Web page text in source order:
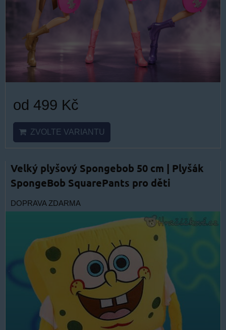
od 499 Kč
ZVOLTE VARIANTU
Velký plyšový Spongebob 50 cm | Plyšák
SpongeBob SquarePants pro děti
DOPRAVA ZDARMA